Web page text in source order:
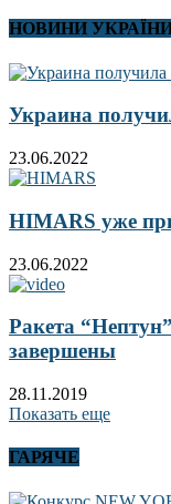
НОВИНИ
Украина
23.06.2022
HIMARS уже
23.06.2022
Ракета
завершены
28.11.2019
Показать еще
ГАРЯЧЕ